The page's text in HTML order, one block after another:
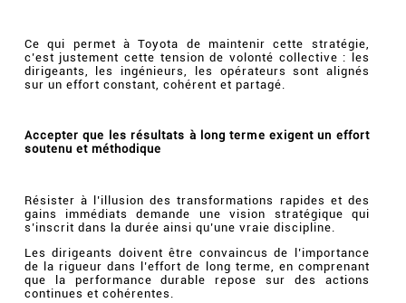
Ce qui permet à Toyota de maintenir cette stratégie,
c’est justement cette tension de volonté collective : les
dirigeants, les ingénieurs, les opérateurs sont alignés
sur un effort constant, cohérent et partagé.
Accepter que les résultats à long terme exigent un effort
soutenu et méthodique
Résister à l’illusion des transformations rapides et des
gains immédiats demande une vision stratégique qui
s’inscrit dans la durée ainsi qu’une vraie discipline.
Les dirigeants doivent être convaincus de l’importance
de la rigueur dans l’effort de long terme, en comprenant
que la performance durable repose sur des actions
continues et cohérentes.